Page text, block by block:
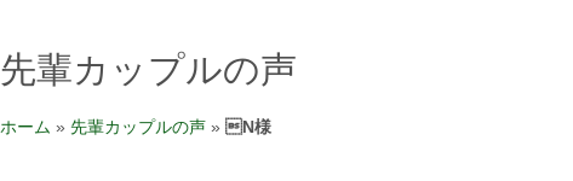
先輩カップルの声
ホーム » 先輩カップルの声 » N様